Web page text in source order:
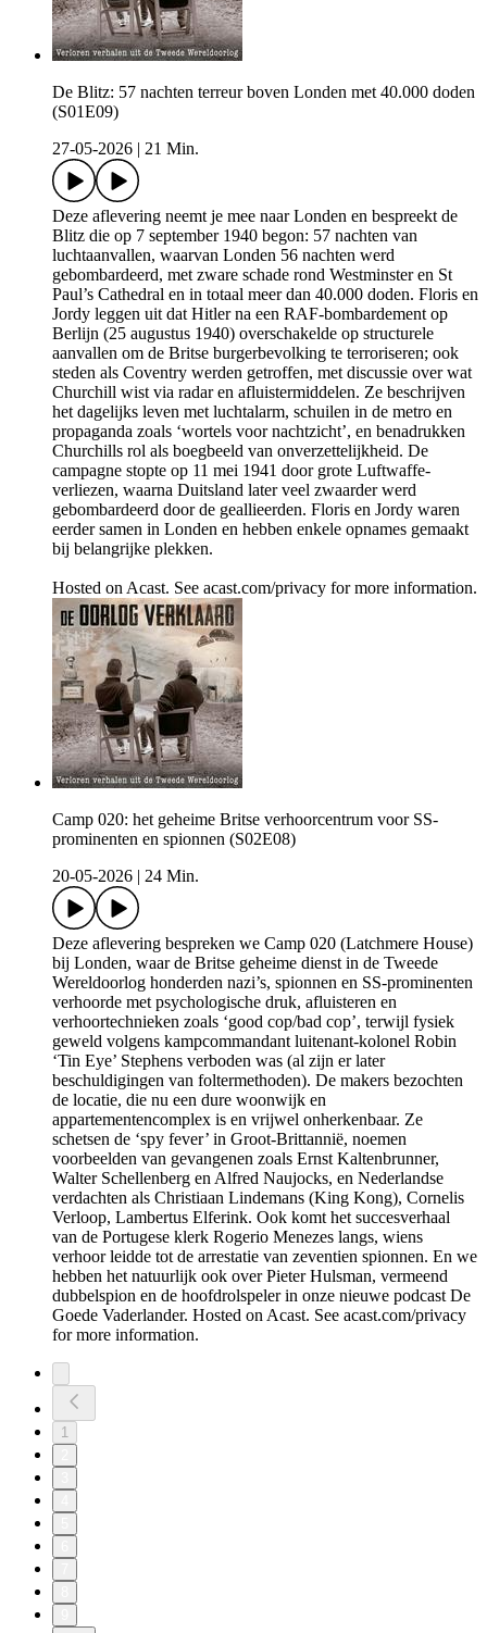
De Blitz: 57 nachten terreur boven Londen met 40.000 doden
(S01E09)
27-05-2026
21 Min.
Deze aflevering neemt je mee naar Londen en bespreekt de
Blitz die op 7 september 1940 begon: 57 nachten van
luchtaanvallen, waarvan Londen 56 nachten werd
gebombardeerd, met zware schade rond Westminster en St
Paul’s Cathedral en in totaal meer dan 40.000 doden. Floris en
Jordy leggen uit dat Hitler na een RAF-bombardement op
Berlijn (25 augustus 1940) overschakelde op structurele
aanvallen om de Britse burgerbevolking te terroriseren; ook
steden als Coventry werden getroffen, met discussie over wat
Churchill wist via radar en afluistermiddelen. Ze beschrijven
het dagelijks leven met luchtalarm, schuilen in de metro en
propaganda zoals ‘wortels voor nachtzicht’, en benadrukken
Churchills rol als boegbeeld van onverzettelijkheid. De
campagne stopte op 11 mei 1941 door grote Luftwaffe-
verliezen, waarna Duitsland later veel zwaarder werd
gebombardeerd door de geallieerden. Floris en Jordy waren
eerder samen in Londen en hebben enkele opnames gemaakt
bij belangrijke plekken.
Hosted on Acast. See acast.com/privacy for more information.
Camp 020: het geheime Britse verhoorcentrum voor SS-
prominenten en spionnen (S02E08)
20-05-2026
24 Min.
Deze aflevering bespreken we Camp 020 (Latchmere House)
bij Londen, waar de Britse geheime dienst in de Tweede
Wereldoorlog honderden nazi’s, spionnen en SS-prominenten
verhoorde met psychologische druk, afluisteren en
verhoortechnieken zoals ‘good cop/bad cop’, terwijl fysiek
geweld volgens kampcommandant luitenant-kolonel Robin
‘Tin Eye’ Stephens verboden was (al zijn er later
beschuldigingen van foltermethoden). De makers bezochten
de locatie, die nu een dure woonwijk en
appartementencomplex is en vrijwel onherkenbaar. Ze
schetsen de ‘spy fever’ in Groot-Brittannië, noemen
voorbeelden van gevangenen zoals Ernst Kaltenbrunner,
Walter Schellenberg en Alfred Naujocks, en Nederlandse
verdachten als Christiaan Lindemans (King Kong), Cornelis
Verloop, Lambertus Elferink. Ook komt het succesverhaal
van de Portugese klerk Rogerio Menezes langs, wiens
verhoor leidde tot de arrestatie van zeventien spionnen. En we
hebben het natuurlijk ook over Pieter Hulsman, vermeend
dubbelspion en de hoofdrolspeler in onze nieuwe podcast De
Goede Vaderlander. Hosted on Acast. See acast.com/privacy
for more information.
1